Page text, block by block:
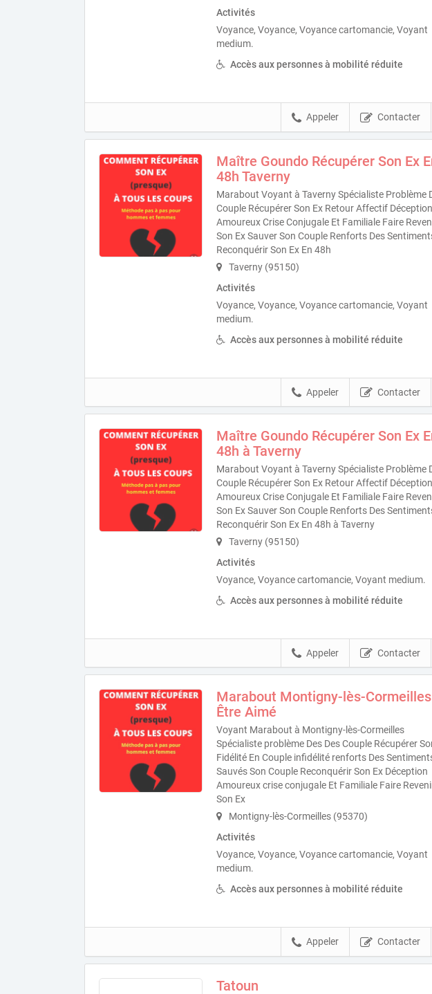
Activités
Voyance, Voyance, Voyance cartomancie, Voyant
medium.
Accès aux personnes à mobilité réduite
Contacter
Appeler
Maître Goundo Récupérer Son Ex
48h Taverny
Marabout Voyant à Taverny Spécialiste Problème
Couple Récupérer Son Ex Retour Affectif Déception
Amoureux Crise Conjugale Et Familiale Faire
Son Ex Sauver Son Couple Renforts Des
Reconquérir Son Ex En 48h
Taverny (95150)
Activités
Voyance, Voyance, Voyance cartomancie, Voyant
medium.
Accès aux personnes à mobilité réduite
Contacter
Appeler
Maître Goundo Récupérer Son Ex
48h à Taverny
Marabout Voyant à Taverny Spécialiste Problème
Couple Récupérer Son Ex Retour Affectif Déception
Amoureux Crise Conjugale Et Familiale Faire
Son Ex Sauver Son Couple Renforts Des
Reconquérir Son Ex En 48h à Taverny
Taverny (95150)
Activités
Voyance, Voyance cartomancie, Voyant medium.
Accès aux personnes à mobilité réduite
Contacter
Appeler
Marabout Montigny-lès-Cormeilles
Être Aimé
Voyant Marabout à Montigny-lès-Cormeilles
Spécialiste problème Des Des Couple Récupérer
Fidélité En Couple infidélité renforts Des
Sauvés Son Couple Reconquérir Son Ex Déception
Amoureux crise conjugale Et Familiale Faire
Son Ex
Montigny-lès-Cormeilles (95370)
Activités
Voyance, Voyance, Voyance cartomancie, Voyant
medium.
Accès aux personnes à mobilité réduite
Contacter
Appeler
Tatoun